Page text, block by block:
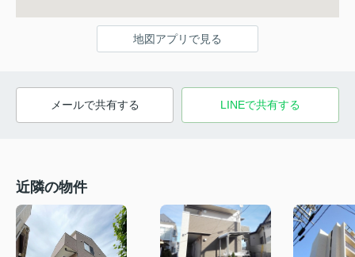
地図アプリで見る
メールで共有する LINEで共有する
近隣の物件